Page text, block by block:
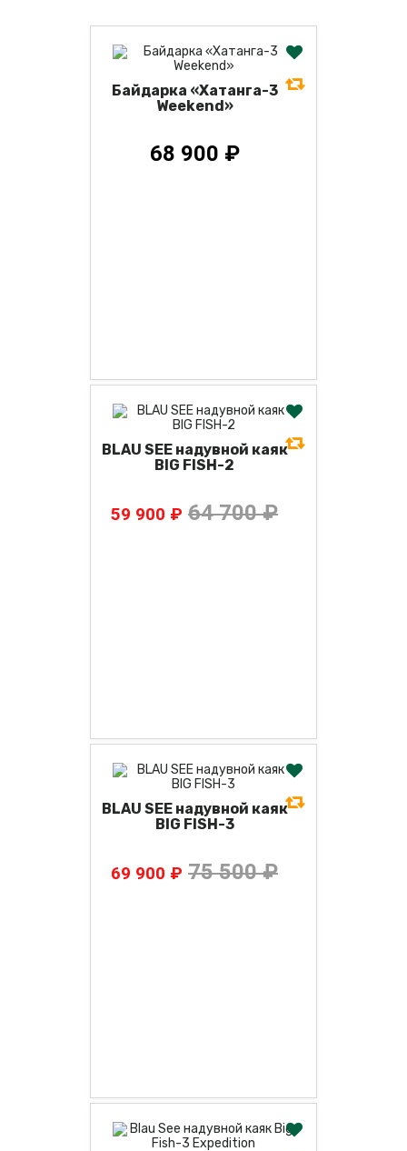
Байдарка «Хатанга-3
Weekend»
68 900 ₽
BLAU SEE надувной каяк
BIG FISH-2
59 900 ₽ 64 700 ₽
BLAU SEE надувной каяк
BIG FISH-3
69 900 ₽ 75 500 ₽